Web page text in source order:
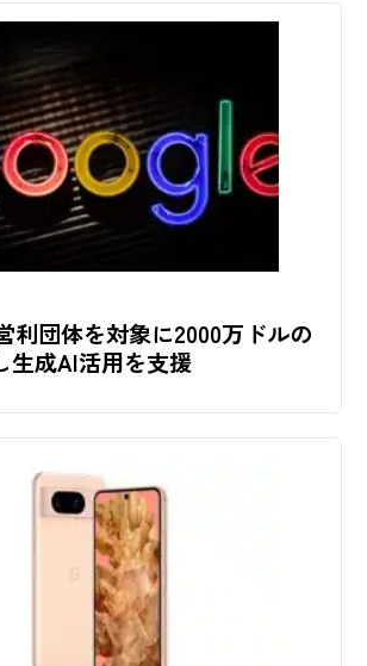
利団体を対象に2000万ドルの
生成AI活用を支援